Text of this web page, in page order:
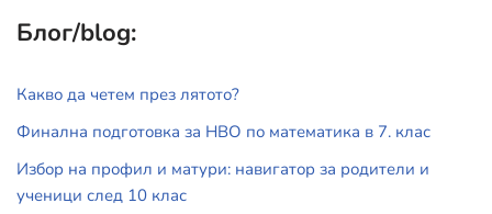
Блог/blog:
Какво да четем през лятото?
Финална подготовка за НВО по математика в 7. клас
Избор на профил и матури: навигатор за родители и
ученици след 10 клас